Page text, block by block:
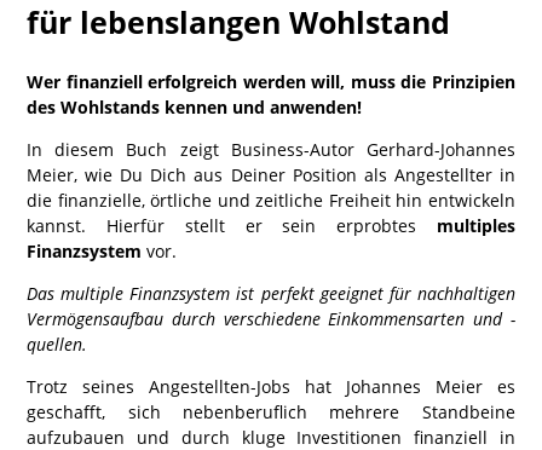
für lebenslangen Wohlstand
Wer finanziell erfolgreich werden will, muss die Prinzipien
des Wohlstands kennen und anwenden!
In diesem Buch zeigt Business-Autor Gerhard-Johannes
Meier, wie Du Dich aus Deiner Position als Angestellter in
die finanzielle, örtliche und zeitliche Freiheit hin entwickeln
kannst. Hierfür stellt er sein erprobtes multiples
Finanzsystem vor.
Das multiple Finanzsystem ist perfekt geeignet für nachhaltigen
Vermögensaufbau durch verschiedene Einkommensarten und -
quellen.
Trotz seines Angestellten-Jobs hat Johannes Meier es
geschafft, sich nebenberuflich mehrere Standbeine
aufzubauen und durch kluge Investitionen finanziell in